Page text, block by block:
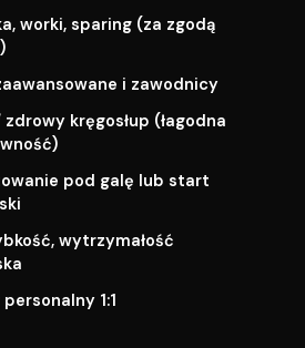
worki, sparing (za zgodą
i zawodnicy
kręgosłup (łagodna
pod galę lub start
wytrzymałość
1:1